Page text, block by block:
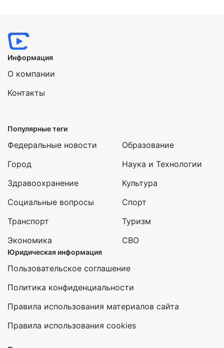
Информация
О компании
Контакты
Популярные теги
Федеральные новости
Город
Здравоохранение
Социальные вопросы
Транспорт
Экономика
Образование
Наука и Технологии
Культура
Спорт
Туризм
СВО
Юридическая информация
Пользовательское соглашение
Политика конфиденциальности
Правила использования материалов сайта
Правила использования cookies